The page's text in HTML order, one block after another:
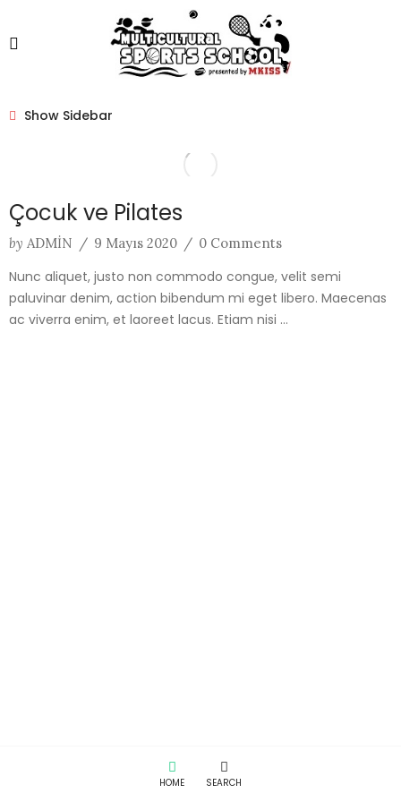
Show Sidebar
Çocuk ve Pilates
by ADMIN / 9 Mayıs 2020 / 0 Comments
Nunc aliquet, justo non commodo congue, velit semi
paluvinar denim, action bibendum mi eget libero. Maecenas
ac viverra enim, et laoreet lacus. Etiam nisi ...
HOME SEARCH